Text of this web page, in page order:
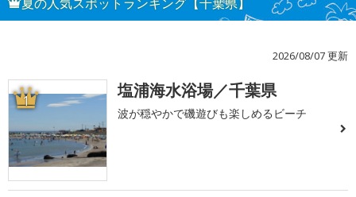
2026/08/07 更新
1 塩浦海水浴場／千葉県
波が穏やかで磯遊びも楽しめるビーチ